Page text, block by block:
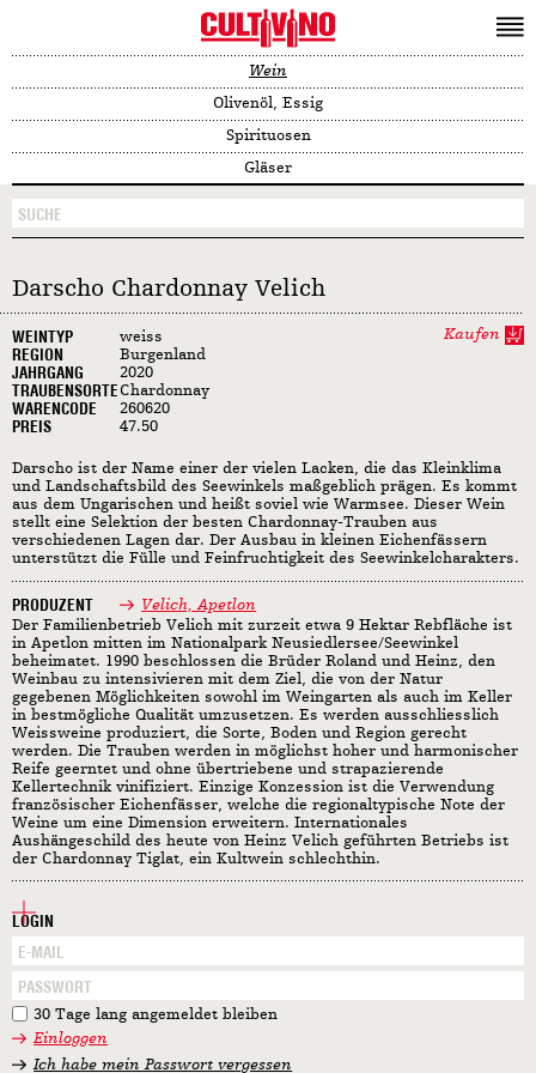
Wein
Olivenöl, Essig
Spirituosen
Gläser
Darscho Chardonnay Velich
WEINTYP weiss
REGION Burgenland
JAHRGANG 2020
TRAUBENSORTEChardonnay
WARENCODE 260620
PREIS 47.50
Kaufen
Darscho ist der Name einer der vielen Lacken, die das Kleinklima
und Landschaftsbild des Seewinkels maßgeblich prägen. Es kommt
aus dem Ungarischen und heißt soviel wie Warmsee. Dieser Wein
stellt eine Selektion der besten Chardonnay-Trauben aus
verschiedenen Lagen dar. Der Ausbau in kleinen Eichenfässern
unterstützt die Fülle und Feinfruchtigkeit des Seewinkelcharakters.
PRODUZENT
Velich, Apetlon
Der Familienbetrieb Velich mit zurzeit etwa 9 Hektar Rebfläche ist
in Apetlon mitten im Nationalpark Neusiedlersee/Seewinkel
beheimatet. 1990 beschlossen die Brüder Roland und Heinz, den
Weinbau zu intensivieren mit dem Ziel, die von der Natur
gegebenen Möglichkeiten sowohl im Weingarten als auch im Keller
in bestmögliche Qualität umzusetzen. Es werden ausschliesslich
Weissweine produziert, die Sorte, Boden und Region gerecht
werden. Die Trauben werden in möglichst hoher und harmonischer
Reife geerntet und ohne übertriebene und strapazierende
Kellertechnik vinifiziert. Einzige Konzession ist die Verwendung
französischer Eichenfässer, welche die regionaltypische Note der
Weine um eine Dimension erweitern. Internationales
Aushängeschild des heute von Heinz Velich geführten Betriebs ist
der Chardonnay Tiglat, ein Kultwein schlechthin.
LOGIN
30 Tage lang angemeldet bleiben
Einloggen
Ich habe mein Passwort vergessen